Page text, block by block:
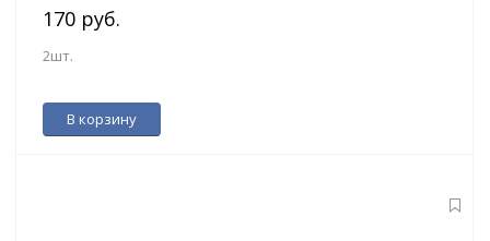
170 руб.
2шт.
В корзину